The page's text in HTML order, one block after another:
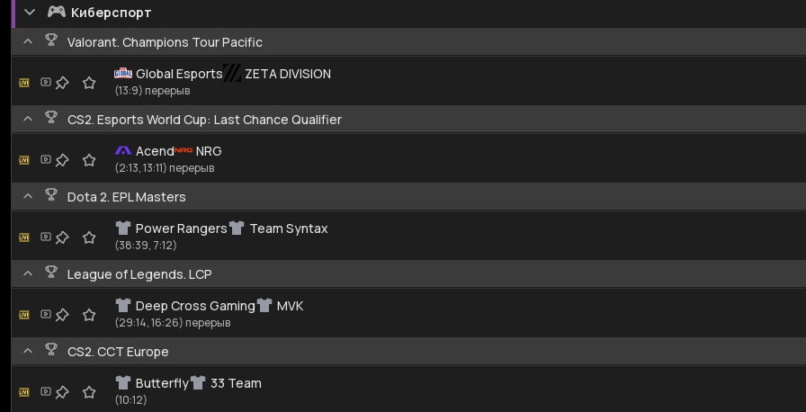
Киберспорт
Valorant. Champions Tour Pacific
Global Esports
ZETA DIVISION
(13:9) перерыв
CS2. Esports World Cup: Last Chance Qualifier
Acend
NRG
(2:13, 13:11) перерыв
Dota 2. EPL Masters
Power Rangers
Team Syntax
(38:39, 7:12)
League of Legends. LCP
Deep Cross Gaming
MVK
(29:14, 16:26) перерыв
CS2. CCT Europe
Butterfly
33 Team
(10:12)